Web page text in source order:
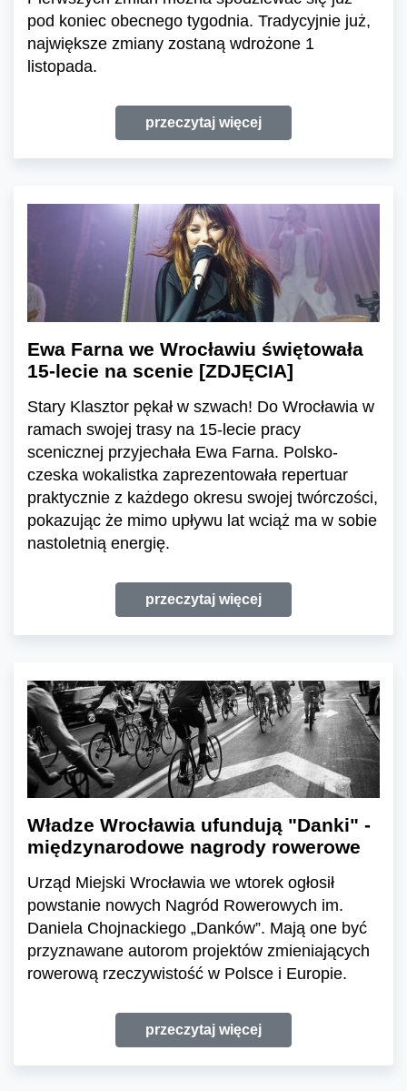
pod koniec obecnego tygodnia. Tradycyjnie już,
największe zmiany zostaną wdrożone 1
listopada.
przeczytaj więcej
Ewa Farna we Wrocławiu świętowała
15-lecie na scenie [ZDJĘCIA]
Stary Klasztor pękał w szwach! Do Wrocławia w
ramach swojej trasy na 15-lecie pracy
scenicznej przyjechała Ewa Farna. Polsko-
czeska wokalistka zaprezentowała repertuar
praktycznie z każdego okresu swojej twórczości,
pokazując że mimo upływu lat wciąż ma w sobie
nastoletnią energię.
przeczytaj więcej
Władze Wrocławia ufundują "Danki" -
międzynarodowe nagrody rowerowe
Urząd Miejski Wrocławia we wtorek ogłosił
powstanie nowych Nagród Rowerowych im.
Daniela Chojnackiego „Danków”. Mają one być
przyznawane autorom projektów zmieniających
rowerową rzeczywistość w Polsce i Europie.
przeczytaj więcej